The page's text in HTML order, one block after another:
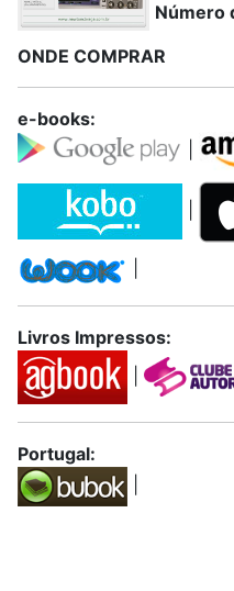
Número
ONDE COMPRAR
e-books:
Livros Impressos:
Portugal: